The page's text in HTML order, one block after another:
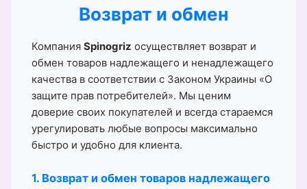
Возврат и обмен
Компания Spinogriz осуществляет возврат и
обмен товаров надлежащего и ненадлежащего
качества в соответствии с Законом Украины «О
защите прав потребителей». Мы ценим
доверие своих покупателей и всегда стараемся
урегулировать любые вопросы максимально
быстро и удобно для клиента.
1. Возврат и обмен товаров надлежащего